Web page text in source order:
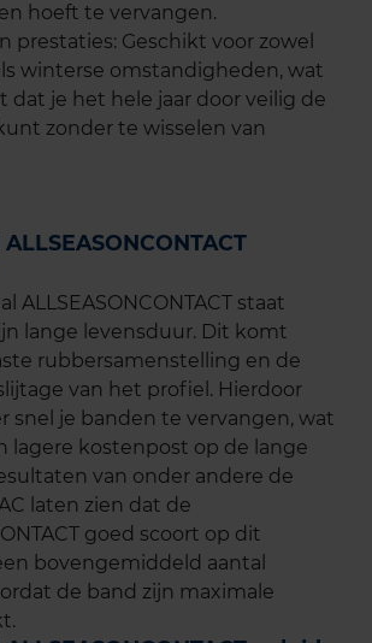
hoeft te vervangen.
prestaties: Geschikt voor zowel
winterse omstandigheden, wat
dat je het hele jaar door veilig de
zonder te wisselen van
ALLSEASONCONTACT staat
lange levensduur. Dit komt
rubbersamenstelling en de
van het profiel. Hierdoor
snel je banden te vervangen, wat
lagere kostenpost op de lange
van onder andere de
laten zien dat de
goed scoort op dit
bovengemiddeld aantal
de band zijn maximale